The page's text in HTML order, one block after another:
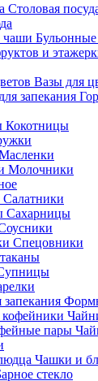
Столовая
Вазы для
Кокотницы
Молочники
Салатники
Сахарницы
Спецовники
Чашки и
стекло